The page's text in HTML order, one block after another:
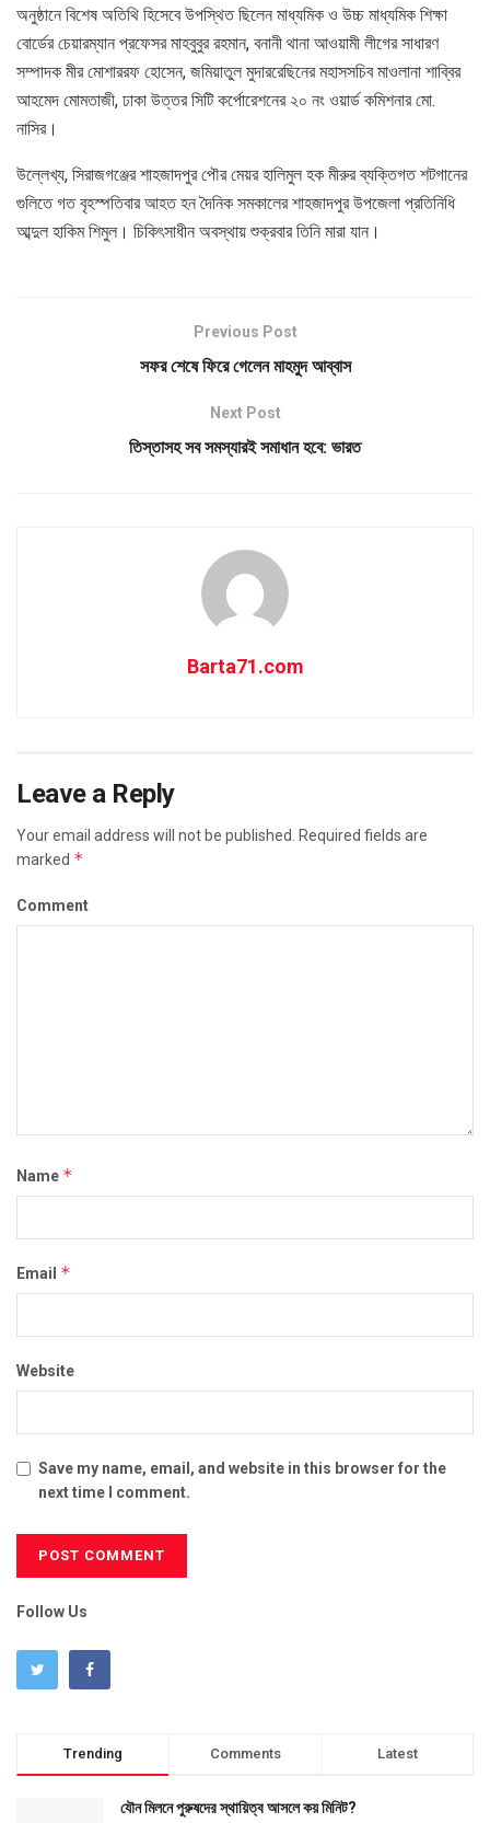
অনুষ্ঠানে বিশেষ অতিথি হিসেবে উপস্থিত ছিলেন মাধ্যমিক ও উচ্চ মাধ্যমিক শিক্ষা
বোর্ডের চেয়ারম্যান প্রফেসর মাহবুবুর রহমান, বনানী থানা আওয়ামী লীগের সাধারণ
সম্পাদক মীর মোশাররফ হোসেন, জমিয়াতুল মুদাররেছিনের মহাসসচিব মাওলানা শাব্বির
আহমেদ মোমতাজী, ঢাকা উত্তর সিটি কর্পোরেশনের ২০ নং ওয়ার্ড কমিশনার মো.
নাসির।
উল্লেখ্য, সিরাজগঞ্জের শাহজাদপুর পৌর মেয়র হালিমুল হক মীরুর ব্যক্তিগত শটগানের
গুলিতে গত বৃহস্পতিবার আহত হন দৈনিক সমকালের শাহজাদপুর উপজেলা প্রতিনিধি
আব্দুল হাকিম শিমুল। চিকিৎসাধীন অবস্থায় শুক্রবার তিনি মারা যান।
Previous Post
সফর শেষে ফিরে গেলেন মাহমুদ আব্বাস
Next Post
তিস্তাসহ সব সমস্যারই সমাধান হবে: ভারত
Barta71.com
Leave a Reply
Your email address will not be published.
Required fields are
marked *
Comment
Name *
Email *
Website
Save my name, email, and website in this browser for the
next time I comment.
Follow Us
Trending Comments Latest
যৌন মিলনে পুরুষদের স্থায়িত্ব আসলে কয় মিনিট?